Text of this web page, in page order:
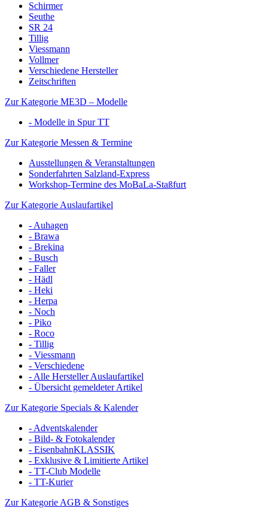
Schirmer
Seuthe
SR 24
Tillig
Viessmann
Vollmer
Verschiedene Hersteller
Zeitschriften
Zur Kategorie ME3D – Modelle
- Modelle in Spur TT
Zur Kategorie Messen & Termine
Ausstellungen & Veranstaltungen
Sonderfahrten Salzland-Express
Workshop-Termine des MoBaLa-Staßfurt
Zur Kategorie Auslaufartikel
- Auhagen
- Brawa
- Brekina
- Busch
- Faller
- Hädl
- Heki
- Herpa
- Noch
- Piko
- Roco
- Tillig
- Viessmann
- Verschiedene
- Alle Hersteller Auslaufartikel
- Übersicht gemeldeter Artikel
Zur Kategorie Specials & Kalender
- Adventskalender
- Bild- & Fotokalender
- EisenbahnKLASSIK
- Exklusive & Limitierte Artikel
- TT-Club Modelle
- TT-Kurier
Zur Kategorie AGB & Sonstiges